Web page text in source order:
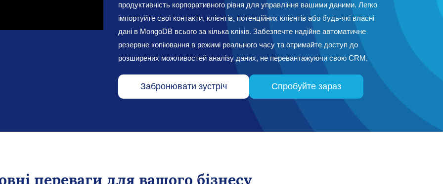
продуктивність корпоративного рівня для управління вашими даними. Легко
імпортуйте свої контакти, клієнтів, потенційних клієнтів або будь-які власні
дані в MongoDB всього за кілька кліків. Забезпечте надійне автоматичне
резервне копіювання в режимі реального часу та отримайте доступ до
розширених можливостей аналізу даних, не перевантажуючи свою CRM.
Забронювати зустріч Спробуйте зараз
переваги для вашого бізнесу